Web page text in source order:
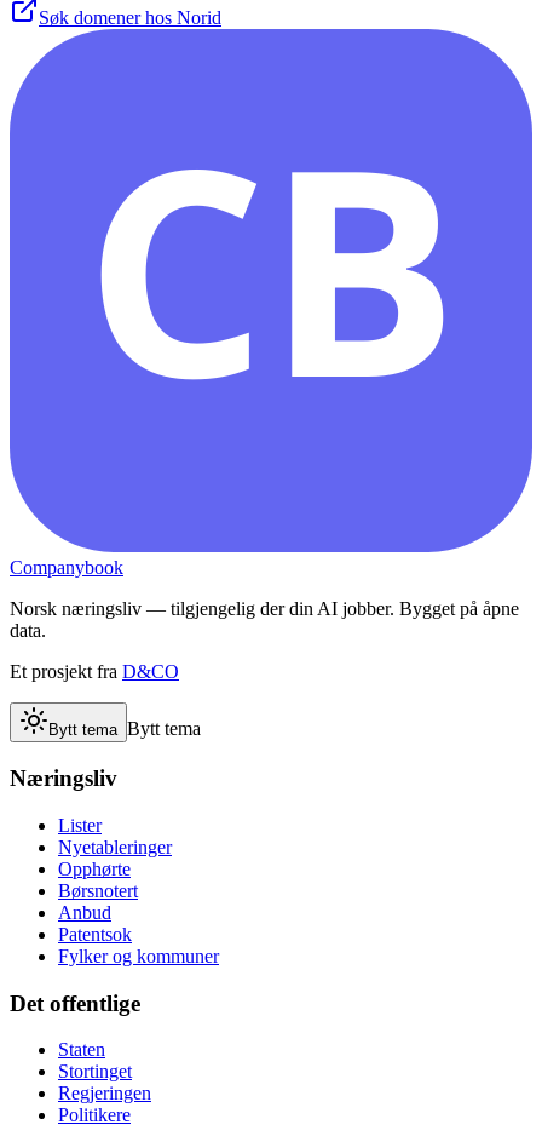
Søk domener hos Norid
CB
Companybook
Norsk næringsliv — tilgjengelig der din AI jobber. Bygget på åpne
data.
Et prosjekt fra D&CO
Bytt tema Bytt tema
Næringsliv
Lister
Nyetableringer
Opphørte
Børsnotert
Anbud
Patentsok
Fylker og kommuner
Det offentlige
Staten
Stortinget
Regjeringen
Politikere